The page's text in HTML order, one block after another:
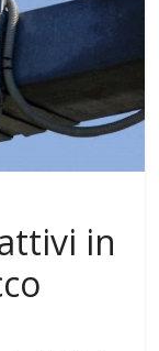
in